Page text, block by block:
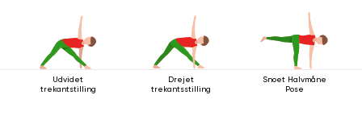
Udvidet
trekantstilling
Drejet
trekantsstilling
Snoet Halvmåne
Pose